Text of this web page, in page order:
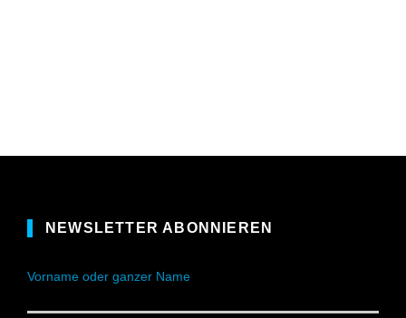
NEWSLETTER ABONNIEREN
Vorname oder ganzer Name